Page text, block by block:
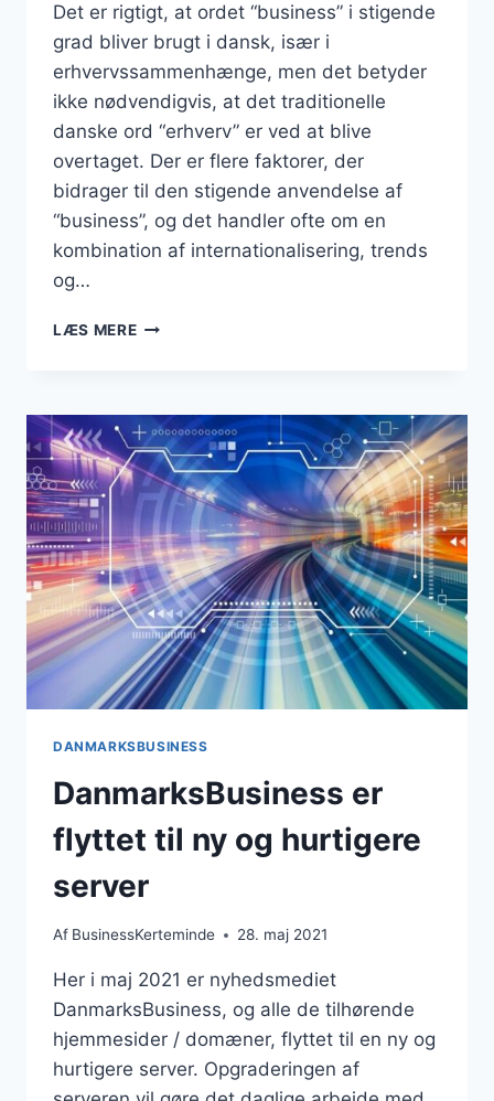
Det er rigtigt, at ordet “business” i stigende
grad bliver brugt i dansk, især i
erhvervssammenhænge, men det betyder
ikke nødvendigvis, at det traditionelle
danske ord “erhverv” er ved at blive
overtaget. Der er flere faktorer, der
bidrager til den stigende anvendelse af
“business”, og det handler ofte om en
kombination af internationalisering, trends
og…
LÆS MEREER
AT
BLIVE
OVERTAGET
AF
“BUSINESS”
I
DET
DANSKE
SPROG?
DANMARKSBUSINESS
DanmarksBusiness er
flyttet til ny og hurtigere
server
Af BusinessKerteminde 28. maj 2021
Her i maj 2021 er nyhedsmediet
DanmarksBusiness, og alle de tilhørende
hjemmesider / domæner, flyttet til en ny og
hurtigere server. Opgraderingen af